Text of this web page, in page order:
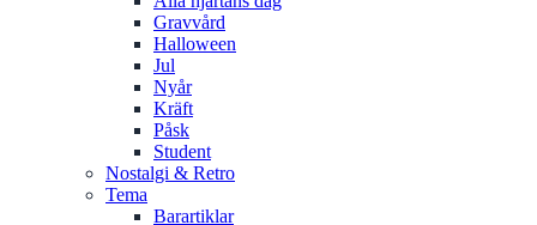
Gravvård
Halloween
Jul
Nyår
Kräft
Påsk
Student
Nostalgi & Retro
Tema
Barartiklar